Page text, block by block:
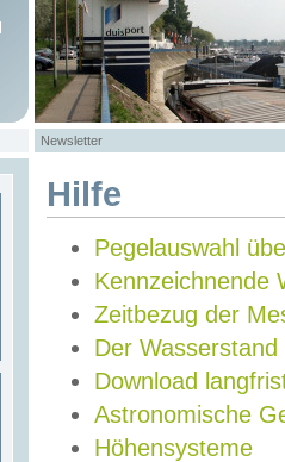
Newsletter
Hilfe
Pegelauswahl
Kennzeichnende
Zeitbezug der
Der Wasserstand
Download
Astronomische
Höhensysteme